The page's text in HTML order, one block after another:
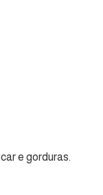
e gorduras.